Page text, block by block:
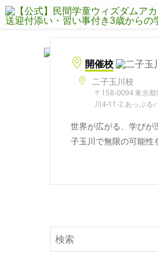
開催校
二子玉川校
〒158-0094 東京都
川4-11-2 あっぷる
世界が広がる、学びが
子玉川で無限の可能性